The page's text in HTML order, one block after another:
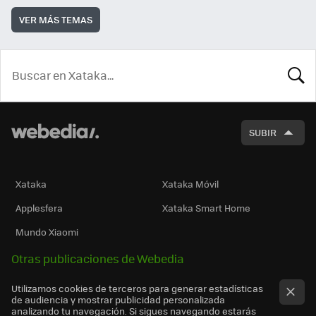
VER MÁS TEMAS
SUBIR
Xataka
Xataka Móvil
Applesfera
Xataka Smart Home
Mundo Xiaomi
Otras publicaciones de Webedia
Utilizamos cookies de terceros para generar estadísticas
de audiencia y mostrar publicidad personalizada
analizando tu navegación. Si sigues navegando estarás